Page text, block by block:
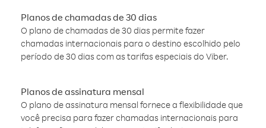
Planos de chamadas de 30 dias
O plano de chamadas de 30 dias permite fazer
chamadas internacionais para o destino escolhido pelo
período de 30 dias com as tarifas especiais do Viber.
Planos de assinatura mensal
O plano de assinatura mensal fornece a flexibilidade que
você precisa para fazer chamadas internacionais para